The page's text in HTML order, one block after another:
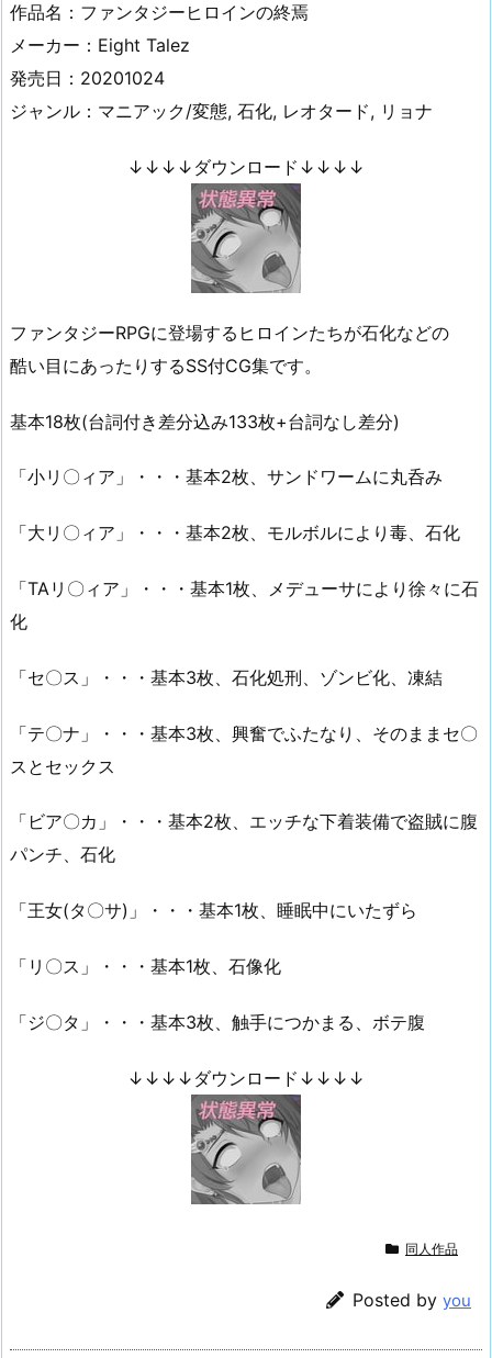
作品名：ファンタジーヒロインの終焉
メーカー：Eight Talez
発売日：20201024
ジャンル：マニアック/変態, 石化, レオタード, リョナ
↓↓↓↓ダウンロード↓↓↓↓
ファンタジーRPGに登場するヒロインたちが石化などの
酷い目にあったりするSS付CG集です。
基本18枚(台詞付き差分込み133枚+台詞なし差分)
「小リ〇ィア」・・・基本2枚、サンドワームに丸呑み
「大リ〇ィア」・・・基本2枚、モルボルにより毒、石化
「TAリ〇ィア」・・・基本1枚、メデューサにより徐々に石
化
「セ〇ス」・・・基本3枚、石化処刑、ゾンビ化、凍結
「テ〇ナ」・・・基本3枚、興奮でふたなり、そのままセ〇
スとセックス
「ビア〇カ」・・・基本2枚、エッチな下着装備で盗賊に腹
パンチ、石化
「王女(タ〇サ)」・・・基本1枚、睡眠中にいたずら
「リ〇ス」・・・基本1枚、石像化
「ジ〇タ」・・・基本3枚、触手につかまる、ボテ腹
↓↓↓↓ダウンロード↓↓↓↓
同人作品
Posted by you